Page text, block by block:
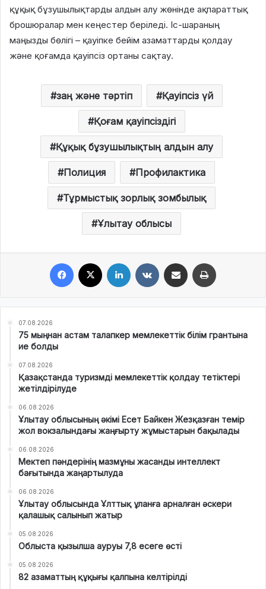
құқық бұзушылықтарды алдын алу жөнінде ақпараттық
брошюралар мен кеңестер беріледі. Іс-шараның
маңызды бөлігі – қауіпке бейім азаматтарды қолдау
және қоғамда қауіпсіз ортаны сақтау.
заң және тәртіп Қауіпсіз үй
Қоғам қауіпсіздігі
Құқық бұзушылықтың алдын алу
Полиция Профилактика
Тұрмыстық зорлық зомбылық
Ұлытау облысы
07.08.2026
75 мыңнан астам талапкер мемлекеттік білім грантына
ие болды
07.08.2026
Қазақстанда туризмді мемлекеттік қолдау тетіктері
жетілдірілуде
06.08.2026
Ұлытау облысының әкімі Есет Байкен Жезқазған темір
жол вокзалындағы жаңғырту жұмыстарын бақылады
06.08.2026
Мектеп пәндерінің мазмұны жасанды интеллект
бағытында жаңартылуда
06.08.2026
Ұлытау облысында Ұлттық ұланға арналған әскери
қалашық салынып жатыр
05.08.2026
Облыста қызылша ауруы 7,8 есеге өсті
05.08.2026
82 азаматтың құқығы қалпына келтірілді